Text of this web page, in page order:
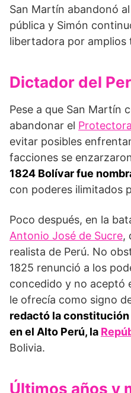
San Martín abandonó
pública y Simón
libertadora por amplios
Dictador del
Pese a que San Martín
abandonar el
evitar posibles
facciones se
1824 Bolívar fue
con poderes ilimitados
Poco después, en la
Antonio José de Sucre,
realista de Perú. No
1825 renunció a los
concedido y no aceptó
le ofrecía como signo
redactó la
en el Alto Perú, la
Bolivia.
Últimos años y